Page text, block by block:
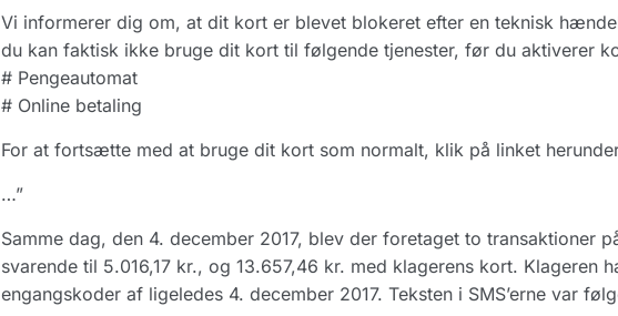
Vi informerer dig om, at dit kort er blevet blokeret efter en teknisk
du kan faktisk ikke bruge dit kort til følgende tjenester, før du aktiverer
# Pengeautomat
# Online betaling
For at fortsætte med at bruge dit kort som normalt, klik på linket
…”
Samme dag, den 4. december 2017, blev der foretaget to transaktioner
svarende til 5.016,17 kr., og 13.657,46 kr. med klagerens kort. Klageren
engangskoder af ligeledes 4. december 2017. Teksten i SMS’erne var